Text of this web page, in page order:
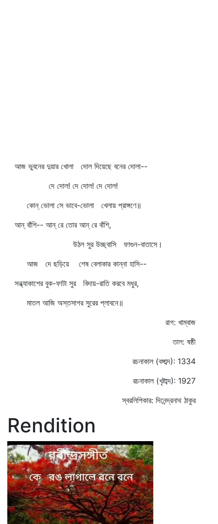
আজ ভুবনের দুয়ার খোলা দোল দিয়েছে বনের দোলা--
দে দোল! দে দোল! দে দোল!
কোন্‌ ভোলা সে ভাবে-ভোলা খেলায় প্রাঙ্গণে॥
আন্‌ বাঁশি-- আন্‌ রে তোর আন্‌ রে বাঁশি,
উঠল সুর উচ্ছ্বাসি ফাগুন-বাতাসে।
আজ দে ছড়িয়ে শেষ বেলাকার কান্না হাসি--
সন্ধ্যাকাশের বুক-ফাটা সুর বিদায়-রাতি করবে মধুর,
মাতল আজি অস্তসাগর সুরের প্লাবনে॥
রাগ: খাম্বাজ
তাল: ষষ্ঠী
রচনাকাল (বঙ্গাব্দ): 1334
রচনাকাল (খৃষ্টাব্দ): 1927
স্বরলিপিকার: দিনেন্দ্রনাথ ঠাকুর
Rendition